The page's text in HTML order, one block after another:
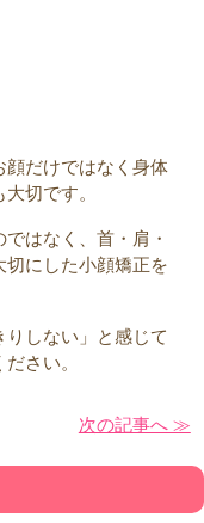
顔だけではなく身体
切です。
はなく、首・肩・
にした小顔矯正を
りしない」と感じて
さい。
次の記事へ ≫